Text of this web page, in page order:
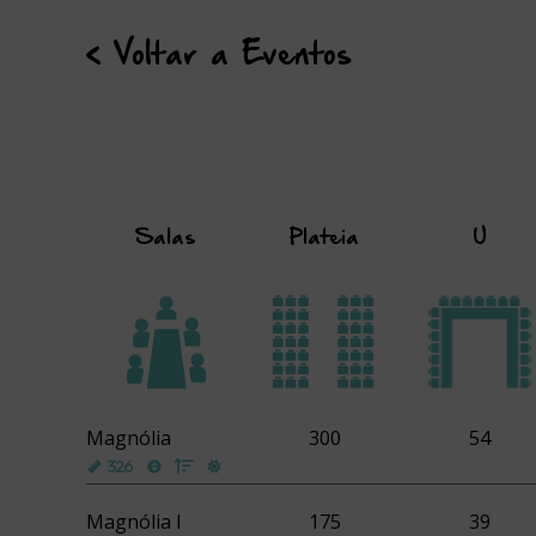
mark
get
the
keyboard
shortcuts
dates.
< Voltar a Eventos
Salas Plateia U
Magnólia 300 54
Magnólia l 175 39